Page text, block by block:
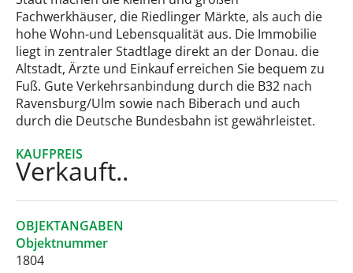
Fachwerkhäuser, die Riedlinger Märkte, als auch die
hohe Wohn-und Lebensqualität aus. Die Immobilie
liegt in zentraler Stadtlage direkt an der Donau. die
Altstadt, Ärzte und Einkauf erreichen Sie bequem zu
Fuß. Gute Verkehrsanbindung durch die B32 nach
Ravensburg/Ulm sowie nach Biberach und auch
durch die Deutsche Bundesbahn ist gewährleistet.
KAUFPREIS
Verkauft..
OBJEKTANGABEN
Objektnummer
1804